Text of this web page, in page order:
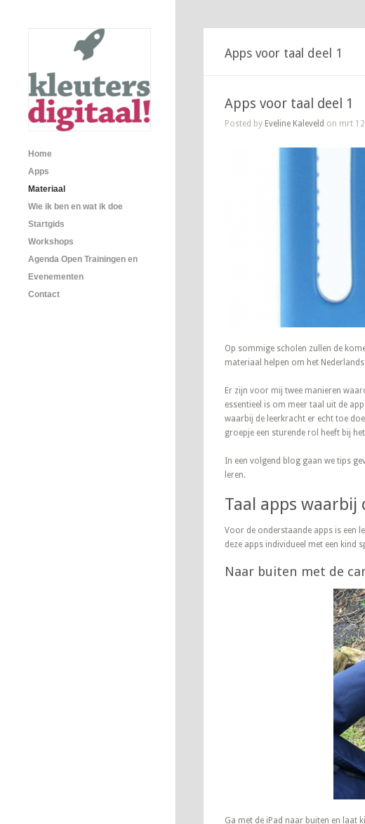
Home
Apps
Materiaal
Wie ik ben en wat ik doe
Startgids
Workshops
Agenda Open Trainingen en
Evenementen
Contact
Apps voor taal deel 1
Apps voor taal deel 1
Posted by Eveline Kaleveld on mrt
Op sommige scholen zullen de
materiaal helpen om het
Er zijn voor mij twee manieren
essentieel is om meer taal uit de
waarbij de leerkracht er echt toe
groepje een sturende rol heeft bij
In een volgend blog gaan we tips
leren.
Taal apps waarbij
Voor de onderstaande apps is een
deze apps individueel met een kind
Naar buiten met de
Ga met de iPad naar buiten en laat